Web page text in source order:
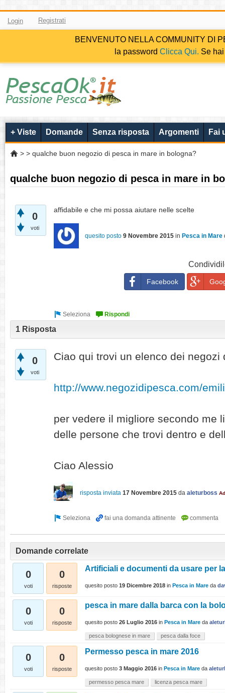
Login Registrati
BENVENUTO NELLA COMMUNITY DI
la password Clicca Qui. Se
+ Viste Domande Senza risposta Argomenti Fai
> > qualche buon negozio di pesca in mare in bologna?
qualche buon negozio di pesca in mare in
0
voti
affidabile e che mi possa aiutare nelle scelte
quesito posto 9 Novembre 2015 in Pesca in Mare
Facebook
1 Risposta
0
voti
Ciao qui trovi un elenco dei negozi
http://www.negozidipesca.com/
per vedere il migliore secondo me
delle persone che trovi dentro e
Ciao Alessio
risposta inviata 17 Novembre 2015 da aleturboss
Domande correlate
0
voti
0
risposte
Artificiali e documenti da usare per
quesito posto 19 Dicembre 2018 in Pesca in Mare da
0
voti
0
risposte
pesca in mare dalla barca con la
quesito posto 26 Luglio 2016 in Pesca in Mare da
pesca bolognese in mare pesca dalla foce
0
voti
0
risposte
Permesso pesca in mare 2016
quesito posto 3 Maggio 2016 in Pesca in Mare da
permesso pesca mare licenza pesca mare